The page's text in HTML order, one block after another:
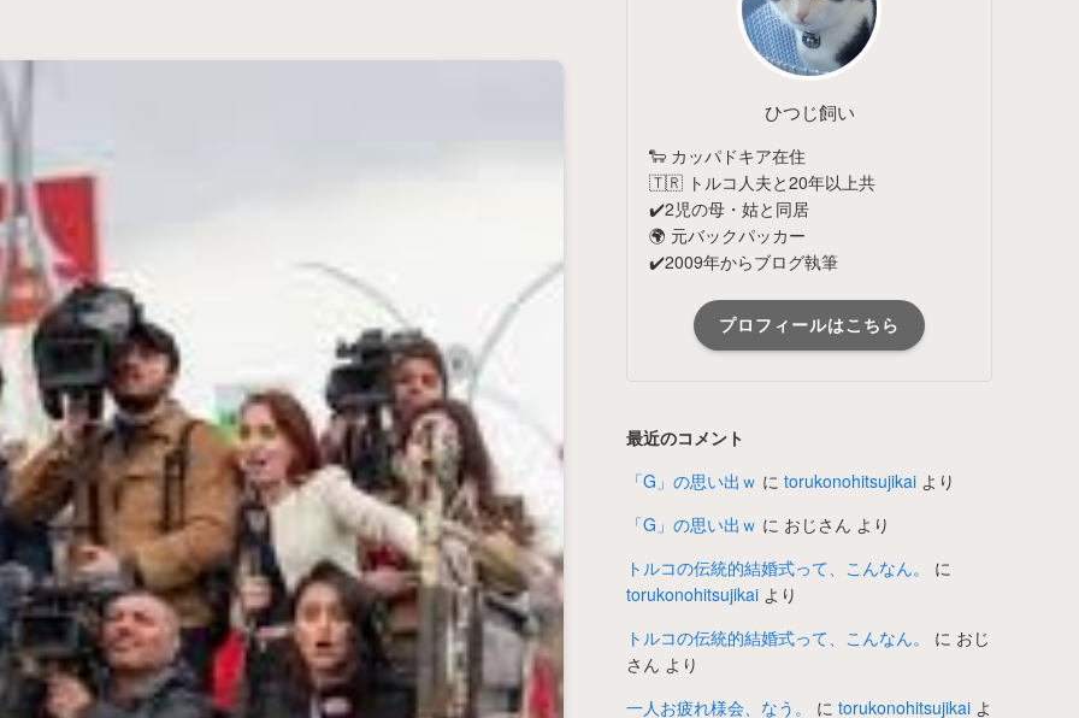
ひつじ飼い
🐑 カッパドキア在住
🇹🇷 トルコ人夫と20年以上共
✔️2児の母・姑と同居
🌍 元バックパッカー
✔️2009年からブログ執筆
プロフィールはこちら
最近のコメント
「G」の思い出ｗ に torukonohitsujikai より
「G」の思い出ｗ に おじさん より
トルコの伝統的結婚式って、こんなん。
に
torukonohitsujikai より
トルコの伝統的結婚式って、こんなん。
に おじ
さん より
一人お疲れ様会、なう。
に torukonohitsujikai よ